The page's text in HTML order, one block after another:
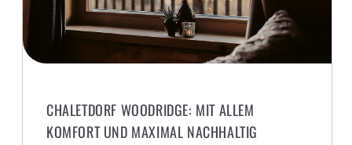
CHALETDORF WOODRIDGE: MIT ALLEM
KOMFORT UND MAXIMAL NACHHALTIG